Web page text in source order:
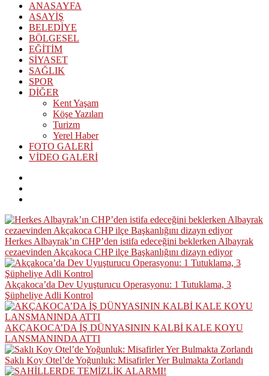
ANASAYFA
ASAYİŞ
BELEDİYE
BÖLGESEL
EĞİTİM
SİYASET
SAĞLIK
SPOR
DİĞER
Kent Yaşam
Köşe Yazıları
Turizm
Yerel Haber
FOTO GALERİ
VİDEO GALERİ
Herkes Albayrak’ın CHP’den istifa edeceğini beklerken Albayrak
cezaevinden Akçakoca CHP ilçe Başkanlığını dizayn ediyor
Akçakoca’da Dev Uyuşturucu Operasyonu: 1 Tutuklama, 3
Şüpheliye Adli Kontrol
AKÇAKOCA’DA İŞ DÜNYASININ KALBİ KALE KOYU
LANSMANINDA ATTI
Saklı Koy Otel’de Yoğunluk: Misafirler Yer Bulmakta Zorlandı